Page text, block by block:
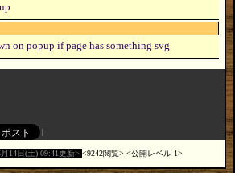
on popup if page has something svg
月14日(土) 09:41更新 9242閲覧 公開レベル 1